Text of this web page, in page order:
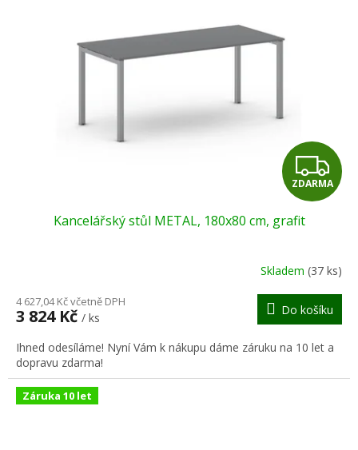
Z
D
R
M
A
ZDARMA
Kancelářský stůl METAL, 180x80 cm, grafit
Skladem (37 ks)
4 627,04 Kč včetně DPH
3 824 Kč / ks
Do košíku
Ihned odesíláme! Nyní Vám k nákupu dáme záruku na 10 let a
dopravu zdarma!
Záruka 10 let